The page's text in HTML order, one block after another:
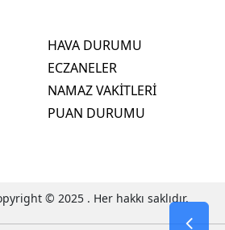
HAVA DURUMU
ECZANELER
NAMAZ VAKİTLERİ
PUAN DURUMU
© 2025 . Her hakkı saklıdır.